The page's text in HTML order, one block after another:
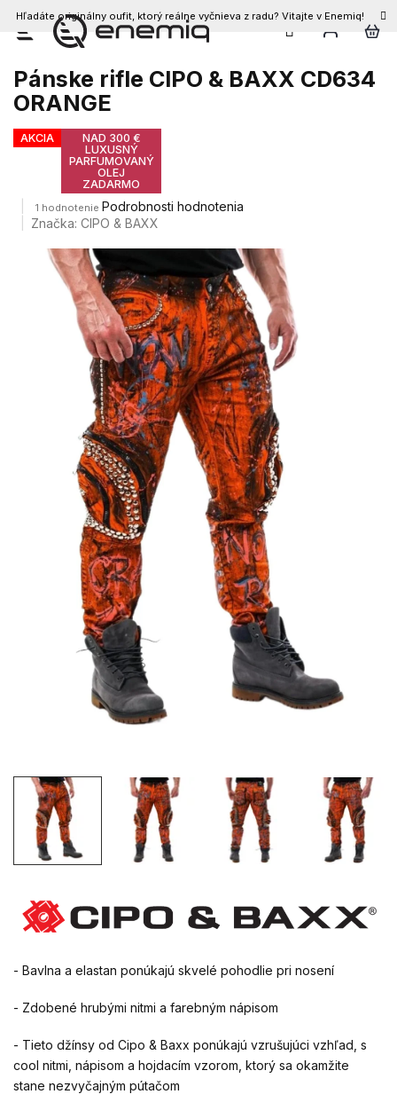
Prejsť
obsah
Hľadáte originálny oufit, ktorý reálne vyčnieva z radu? Vitajte v Enemiq!
Pánske rifle CIPO & BAXX CD634
ORANGE
AKCIA
NAD 300 €
LUXUSNÝ
PARFUMOVANÝ
OLEJ
ZADARMO
Priemerné
hodnotenie
hviezdičiek.
1 hodnotenie Podrobnosti hodnotenia
Značka:CIPO & BAXX
- Bavlna a elastan ponúkajú skvelé pohodlie pri nosení
- Zdobené hrubými nitmi a farebným nápisom
- Tieto džínsy od Cipo & Baxx ponúkajú vzrušujúci vzhľad, s
cool nitmi, nápisom a hojdacím vzorom, ktorý sa okamžite
stane nezvyčajným pútačom